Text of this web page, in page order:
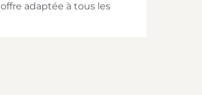
adaptée à tous les